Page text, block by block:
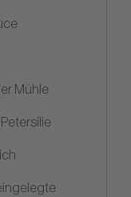
Mühle